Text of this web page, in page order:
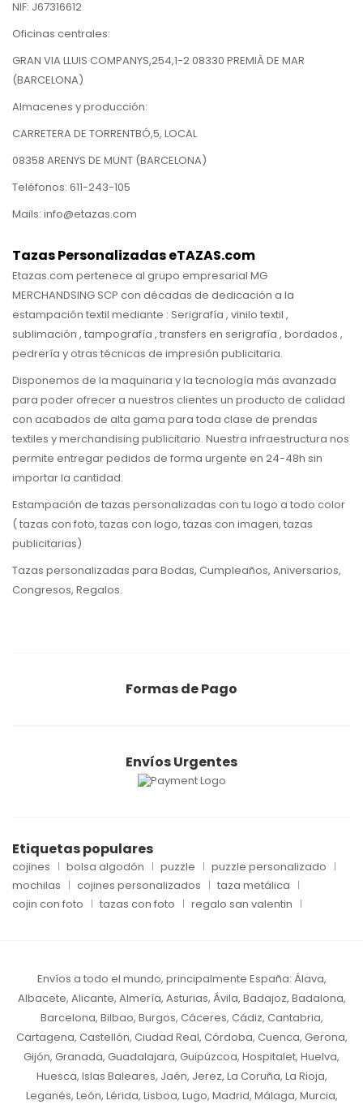
NIF: J67316612
Oficinas centrales:
GRAN VIA LLUIS COMPANYS,254,1-2 08330 PREMIÀ DE MAR
(BARCELONA)
Almacenes y producción:
CARRETERA DE TORRENTBÓ,5, LOCAL
08358 ARENYS DE MUNT (BARCELONA)
Teléfonos: 611-243-105
Mails: info@etazas.com
Tazas Personalizadas eTAZAS.com
Etazas.com pertenece al grupo empresarial MG
MERCHANDSING SCP con décadas de dedicación a la
estampación textil mediante : Serigrafía , vinilo textil ,
sublimación , tampografía , transfers en serigrafía , bordados ,
pedrería y otras técnicas de impresión publicitaria.
Disponemos de la maquinaria y la tecnología más avanzada
para poder ofrecer a nuestros clientes un producto de calidad
con acabados de alta gama para toda clase de prendas
textiles y merchandising publicitario. Nuestra infraestructura nos
permite entregar pedidos de forma urgente en 24-48h sin
importar la cantidad.
Estampación de tazas personalizadas con tu logo a todo color
( tazas con foto, tazas con logo, tazas con imagen, tazas
publicitarias)
Tazas personalizadas para Bodas, Cumpleaños, Aniversarios,
Congresos, Regalos.
Formas de Pago
Envíos Urgentes
Etiquetas populares
cojines bolsa algodón puzzle
puzzle personalizado
mochilas
cojines personalizados
taza metálica
cojin con foto
tazas con foto regalo san valentin
Envíos a todo el mundo, principalmente España: Álava,
Albacete, Alicante, Almería, Asturias, Ávila, Badajoz, Badalona,
Barcelona, Bilbao, Burgos, Cáceres, Cádiz, Cantabria,
Cartagena, Castellón, Ciudad Real, Córdoba, Cuenca, Gerona,
Gijón, Granada, Guadalajara, Guipúzcoa, Hospitalet, Huelva,
Huesca, Islas Baleares, Jaén, Jerez, La Coruña, La Rioja,
Leganés, León, Lérida, Lisboa, Lugo, Madrid, Málaga, Murcia,